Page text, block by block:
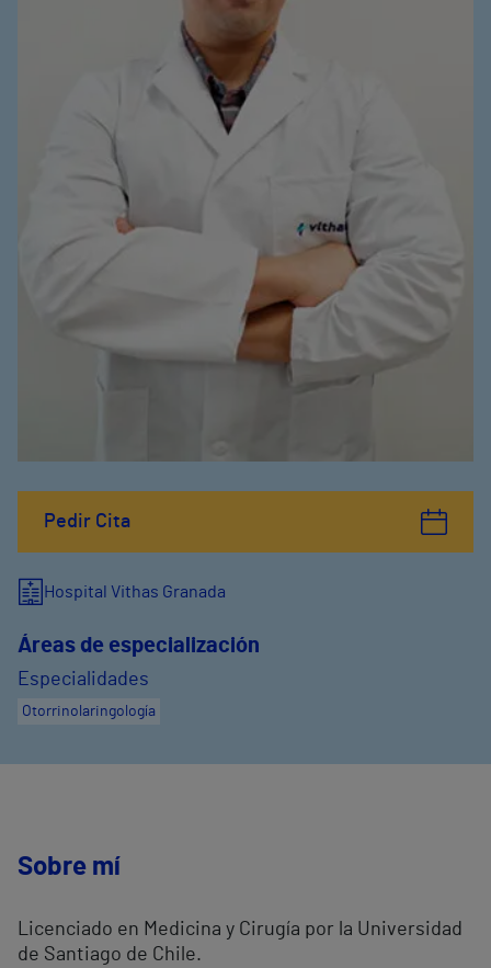
Pedir Cita
Hospital Vithas Granada
Áreas de especialización
Especialidades
Otorrinolaringología
Sobre mí
Licenciado en Medicina y Cirugía por la Universidad
de Santiago de Chile.